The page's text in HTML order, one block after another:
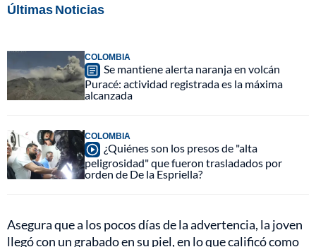
Últimas Noticias
COLOMBIA
Se mantiene alerta naranja en volcán
Puracé: actividad registrada es la máxima
alcanzada
COLOMBIA
¿Quiénes son los presos de "alta
peligrosidad" que fueron trasladados por
orden de De la Espriella?
Asegura que a los pocos días de la advertencia, la joven
llegó con un grabado en su piel, en lo que calificó como